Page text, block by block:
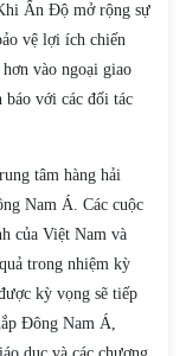
Ấn Độ mở rộng sự
vệ lợi ích chiến
vào ngoại giao
báo với các đối tác
tâm hàng hải
Nam Á. Các cuộc
của Việt Nam và
trong nhiệm kỳ
kỳ vọng sẽ tiếp
Đông Nam Á,